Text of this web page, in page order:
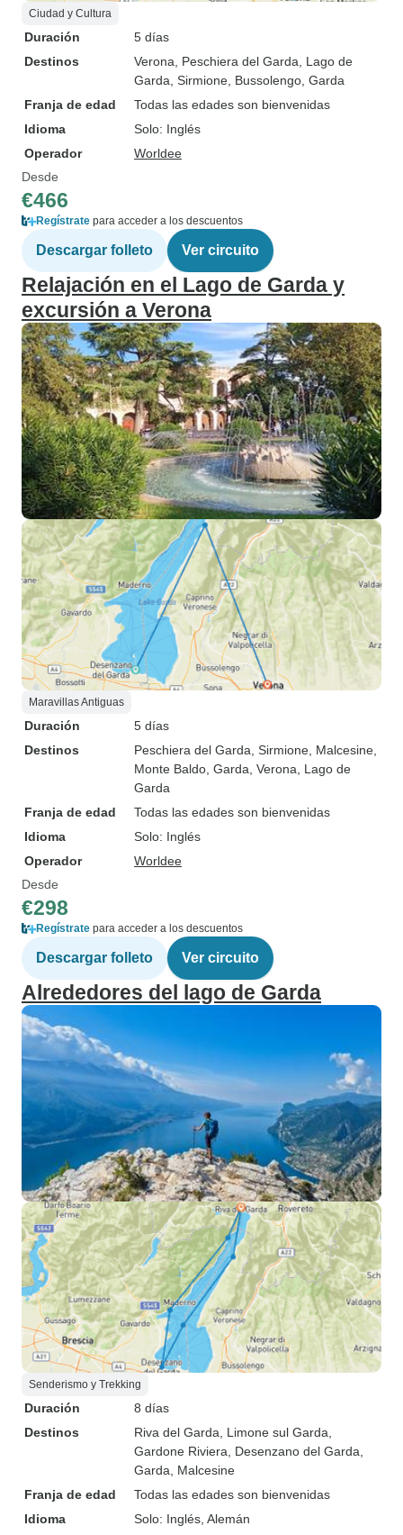
Ciudad y Cultura
Duración
5 días
Destinos
Verona , Peschiera del Garda , Lago de
Garda , Sirmione , Bussolengo , Garda
Franja de edad
Todas las edades son bienvenidas
Idioma
Solo: Inglés
Operador
Worldee
Desde
€466
Regístrate para acceder a los descuentos
Descargar folleto Ver circuito
Relajación en el Lago de Garda y
excursión a Verona
Maravillas Antiguas
Duración
5 días
Destinos
Peschiera del Garda , Sirmione , Malcesine
Monte Baldo , Garda , Verona , Lago de
Garda
Franja de edad
Todas las edades son bienvenidas
Idioma
Solo: Inglés
Operador
Worldee
Desde
€298
Regístrate para acceder a los descuentos
Descargar folleto Ver circuito
Alrededores del lago de Garda
Senderismo y Trekking
Duración
8 días
Destinos
Riva del Garda , Limone sul Garda
Gardone Riviera , Desenzano del Garda
Garda , Malcesine
Franja de edad
Todas las edades son bienvenidas
Idioma
Solo: Inglés, Alemán